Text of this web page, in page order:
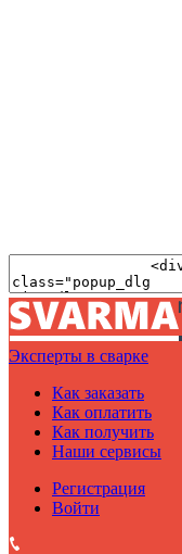
Эксперты в сварке
Как заказать
Как оплатить
Как получить
Наши сервисы
Регистрация
Войти